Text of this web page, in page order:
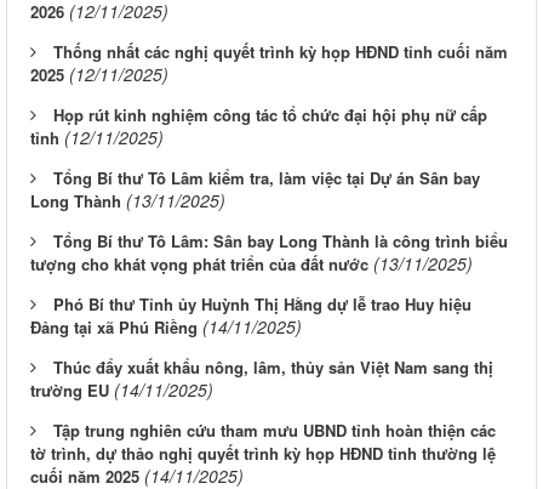
2026 (12/11/2025)
Thống nhất các nghị quyết trình kỳ họp HĐND tỉnh cuối năm
2025 (12/11/2025)
Họp rút kinh nghiệm công tác tổ chức đại hội phụ nữ cấp
tỉnh (12/11/2025)
Tổng Bí thư Tô Lâm kiểm tra, làm việc tại Dự án Sân bay
Long Thành (13/11/2025)
Tổng Bí thư Tô Lâm: Sân bay Long Thành là công trình biểu
tượng cho khát vọng phát triển của đất nước (13/11/2025)
Phó Bí thư Tỉnh ủy Huỳnh Thị Hằng dự lễ trao Huy hiệu
Đảng tại xã Phú Riềng (14/11/2025)
Thúc đẩy xuất khẩu nông, lâm, thủy sản Việt Nam sang thị
trường EU (14/11/2025)
Tập trung nghiên cứu tham mưu UBND tỉnh hoàn thiện các
tờ trình, dự thảo nghị quyết trình kỳ họp HĐND tỉnh thường lệ
cuối năm 2025 (14/11/2025)